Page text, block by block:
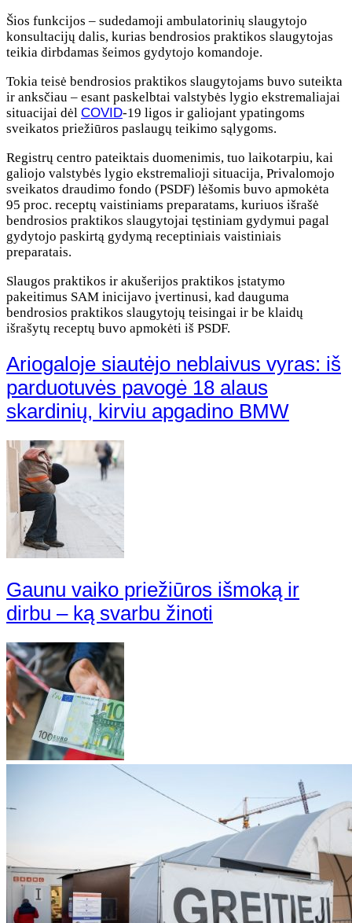
Šios funkcijos – sudedamoji ambulatorinių slaugytojo
konsultacijų dalis, kurias bendrosios praktikos slaugytojas
teikia dirbdamas šeimos gydytojo komandoje.
Tokia teisė bendrosios praktikos slaugytojams buvo suteikta
ir anksčiau – esant paskelbtai valstybės lygio ekstremaliajai
situacijai dėl COVID-19 ligos ir galiojant ypatingoms
sveikatos priežiūros paslaugų teikimo sąlygoms.
Registrų centro pateiktais duomenimis, tuo laikotarpiu, kai
galiojo valstybės lygio ekstremalioji situacija, Privalomojo
sveikatos draudimo fondo (PSDF) lėšomis buvo apmokėta
95 proc. receptų vaistiniams preparatams, kuriuos išrašė
bendrosios praktikos slaugytojai tęstiniam gydymui pagal
gydytojo paskirtą gydymą receptiniais vaistiniais
preparatais.
Slaugos praktikos ir akušerijos praktikos įstatymo
pakeitimus SAM inicijavo įvertinusi, kad dauguma
bendrosios praktikos slaugytojų teisingai ir be klaidų
išrašytų receptų buvo apmokėti iš PSDF.
Ariogaloje siautėjo neblaivus vyras: iš
parduotuvės pavogė 18 alaus
skardinių, kirviu apgadino BMW
Gaunu vaiko priežiūros išmoką ir
dirbu – ką svarbu žinoti